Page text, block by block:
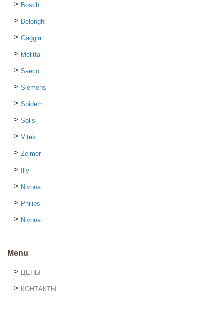
Bosch
Delonghi
Gaggia
Melitta
Saeco
Siemens
Spidem
Solis
Vitek
Zelmer
Illy
Nivona
Philips
Nivona
Menu
ЦЕНЫ
КОНТАКТЫ